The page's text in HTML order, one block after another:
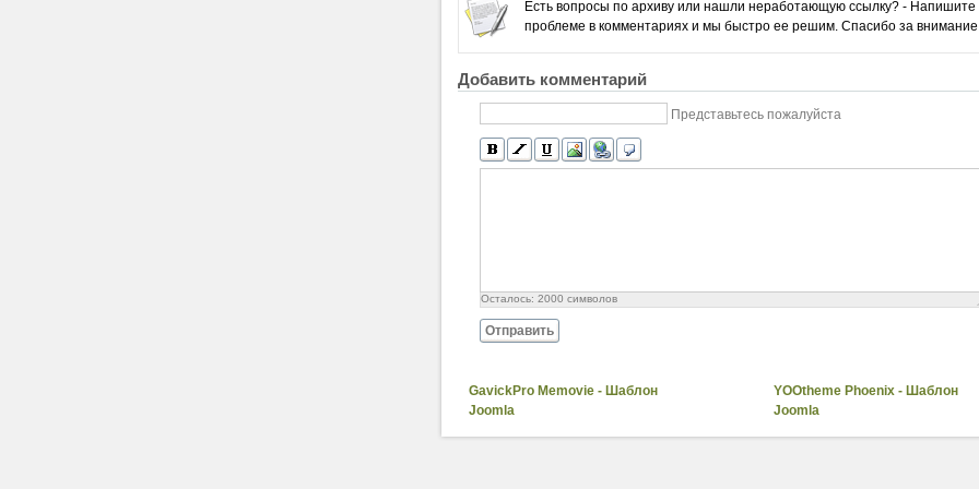
Есть вопросы по архиву или нашли неработающую ссылку? - Напишите
проблеме в комментариях и мы быстро ее решим. Спасибо за
Добавить комментарий
Представьтесь пожалуйста
Осталось: 2000 символов
Отправить
GavickPro Memovie - Шаблон
Joomla
YOOtheme Phoenix - Шаблон
Joomla